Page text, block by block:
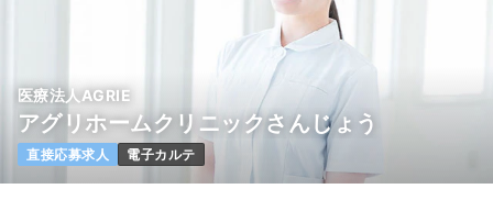
医療法人AGRIE
アグリホームクリニックさんじょう
直接応募求人 電子カルテ